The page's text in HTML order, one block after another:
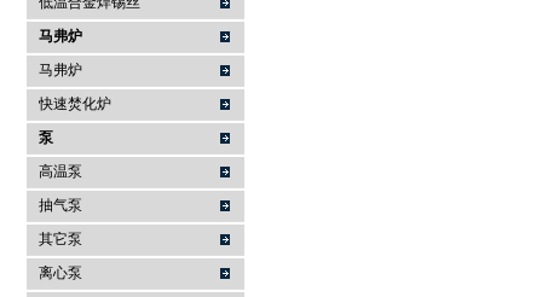
马弗炉
马弗炉
快速焚化炉
泵
高温泵
抽气泵
其它泵
离心泵